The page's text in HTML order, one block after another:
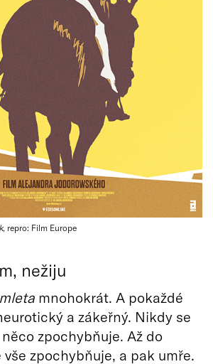
, repro: Film Europe
nežiju
mnohokrát. A pokaždé
a zákeřný. Nikdy se
zpochybňuje. Až do
zpochybňuje, a pak umře.